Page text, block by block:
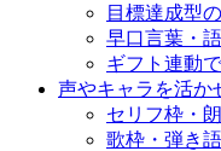
目標達成型
早口言葉・
ギフト連動
声やキャラを活か
セリフ枠・
歌枠・弾き